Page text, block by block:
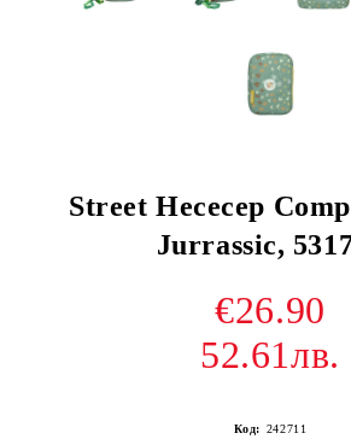
Street Несесер
Jurrassic,
€26.90
52.61лв.
Код: 242711